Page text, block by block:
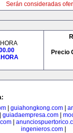
Serán consideradas
Precio
guiahongkong.com
guiadaempresa.com|
ingenieros.com